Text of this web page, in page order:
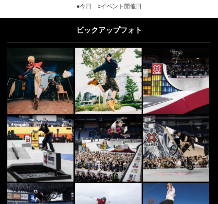
●今日 ○イベント開催日
ピックアップフォト